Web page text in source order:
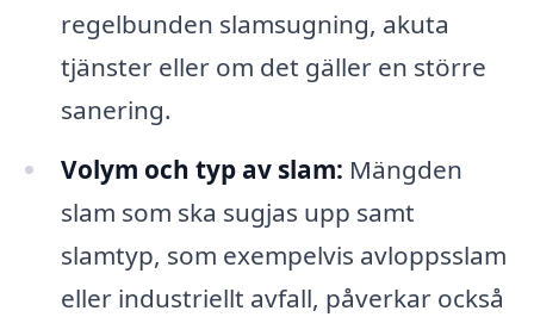
regelbunden slamsugning, akuta
tjänster eller om det gäller en större
sanering.
Volym och typ av slam: Mängden
slam som ska sugjas upp samt
slamtyp, som exempelvis avloppsslam
eller industriellt avfall, påverkar också